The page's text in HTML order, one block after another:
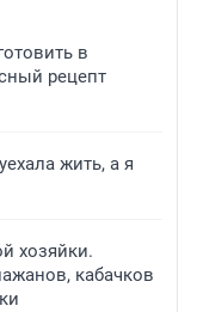
в
рецепт
жить, а я
хозяйки.
кабачков